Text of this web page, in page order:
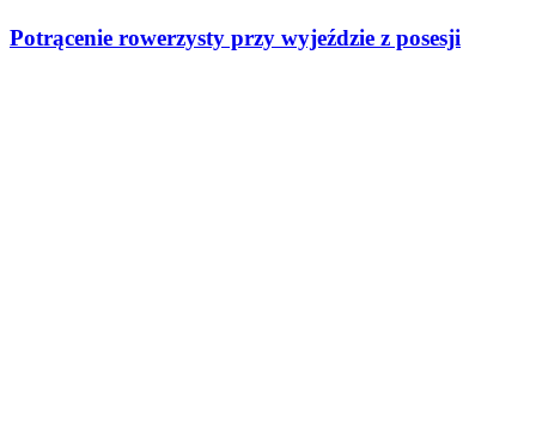
Potrącenie rowerzysty przy wyjeździe z posesji